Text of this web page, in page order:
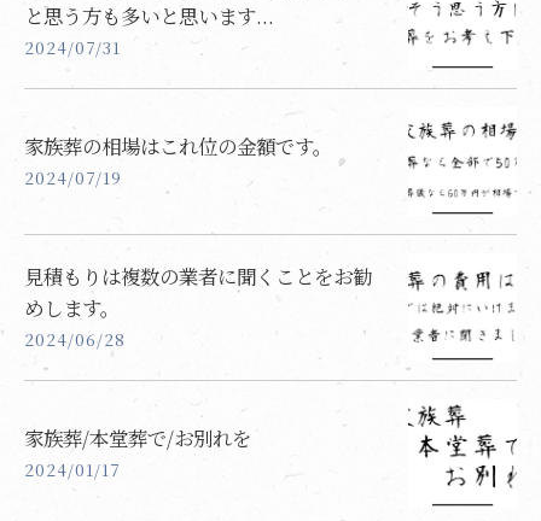
と思う方も多いと思います...
2024/07/31
家族葬の相場はこれ位の金額です。
2024/07/19
見積もりは複数の業者に聞くことをお勧
めします。
2024/06/28
家族葬/本堂葬で/お別れを
2024/01/17